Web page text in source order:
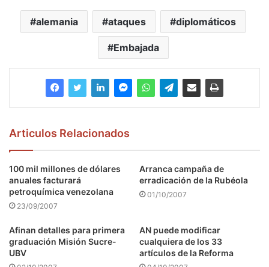
alemania ataques diplomáticos
Embajada
Articulos Relacionados
100 mil millones de dólares
anuales facturará
petroquímica venezolana
23/09/2007
Arranca campaña de
erradicación de la Rubéola
01/10/2007
Afinan detalles para primera
graduación Misión Sucre-
UBV
AN puede modificar
cualquiera de los 33
artículos de la Reforma